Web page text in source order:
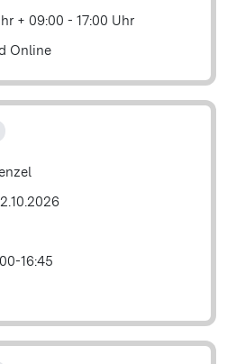
+ 09:00 - 17:00 Uhr
Online
16:45